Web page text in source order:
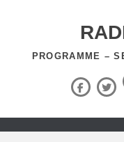
PROGRAMME –
X
Zum